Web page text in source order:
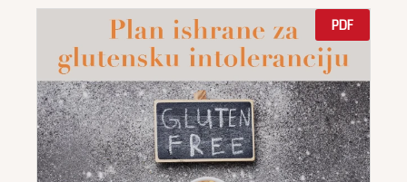
PDF